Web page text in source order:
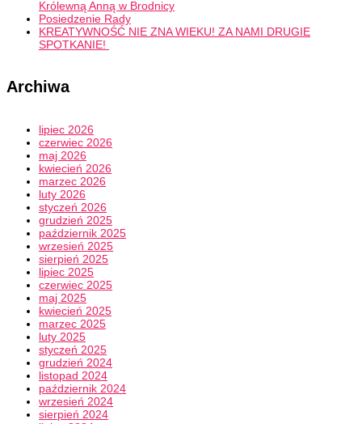
Królewną Anną w Brodnicy
Posiedzenie Rady
KREATYWNOŚĆ NIE ZNA WIEKU! ZA NAMI DRUGIE
SPOTKANIE!
Archiwa
lipiec 2026
czerwiec 2026
maj 2026
kwiecień 2026
marzec 2026
luty 2026
styczeń 2026
grudzień 2025
październik 2025
wrzesień 2025
sierpień 2025
lipiec 2025
czerwiec 2025
maj 2025
kwiecień 2025
marzec 2025
luty 2025
styczeń 2025
grudzień 2024
listopad 2024
październik 2024
wrzesień 2024
sierpień 2024